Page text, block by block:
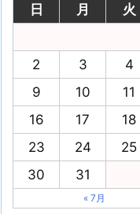
日
月 火
2
3 4
9
10 11
16
17 18
23
24 25
30
31
« 7月